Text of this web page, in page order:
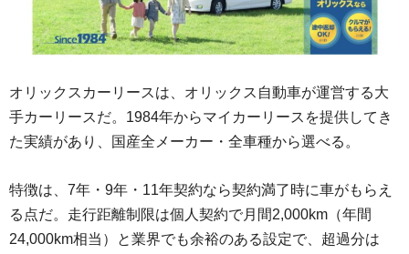
オリックスカーリースは、オリックス自動車が運営する大
手カーリースだ。1984年からマイカーリースを提供してき
た実績があり、国産全メーカー・全車種から選べる。
特徴は、7年・9年・11年契約なら契約満了時に車がもらえ
る点だ。走行距離制限は個人契約で月間2,000km（年間
24,000km相当）と業界でも余裕のある設定で、超過分は